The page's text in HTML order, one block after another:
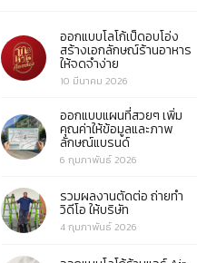
ออกแบบโลโก้เป็ดอบโอ่ง
สร้างเอกลักษณ์ร้านอาหาร
ให้จดจำง่าย
10 มีนาคม 2026
ออกแบบแผนที่สวยๆ เพิ่ม
คุณค่าให้ข้อมูลและภาพ
ลักษณ์แบรนด์
6 กุมภาพันธ์ 2026
รวมผลงานตัดต่อ ถ่ายทำ
วิดีโอ ให้บริษัท
4 กุมภาพันธ์ 2026